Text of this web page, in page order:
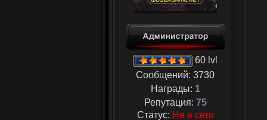
60 lvl
Сообщений: 3730
Награды: 1
Репутация: 75
Статус: Не в сети